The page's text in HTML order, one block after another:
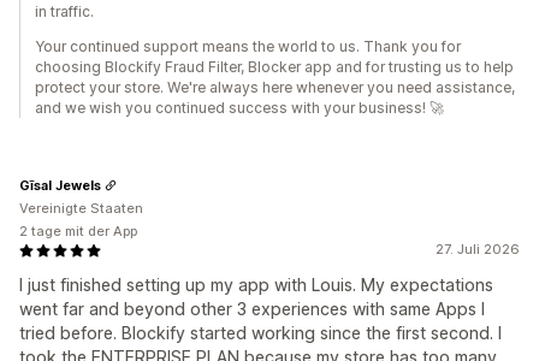
in traffic.
Your continued support means the world to us. Thank you for
choosing Blockify Fraud Filter, Blocker app and for trusting us to help
protect your store. We're always here whenever you need assistance,
and we wish you continued success with your business! 🚀
27. Juli 2026
I just finished setting up my app with Louis. My expectations
went far and beyond other 3 experiences with same Apps I
tried before. Blockify started working since the first second. I
Gīsal Jewels
Vereinigte Staaten
2 tage mit der App